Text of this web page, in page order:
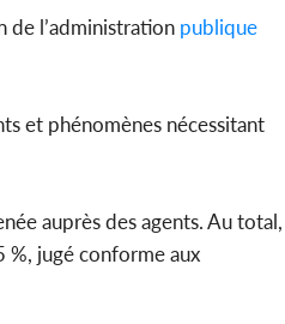
de l’administration publique
et phénomènes nécessitant
auprès des agents. Au total,
jugé conforme aux